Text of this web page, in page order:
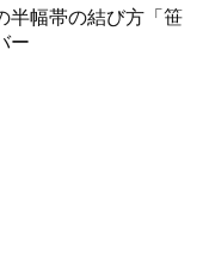
半幅帯の結び方「笹
ー